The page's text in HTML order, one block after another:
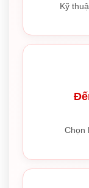
Kỹ
Chọn